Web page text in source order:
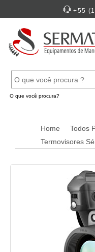
+55
O que você procura?
Home Todos
Termovisores